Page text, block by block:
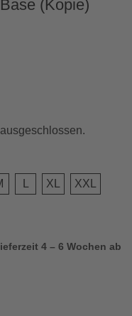
(Kopie)
XL XXL
4 – 6 Wochen ab
Menge